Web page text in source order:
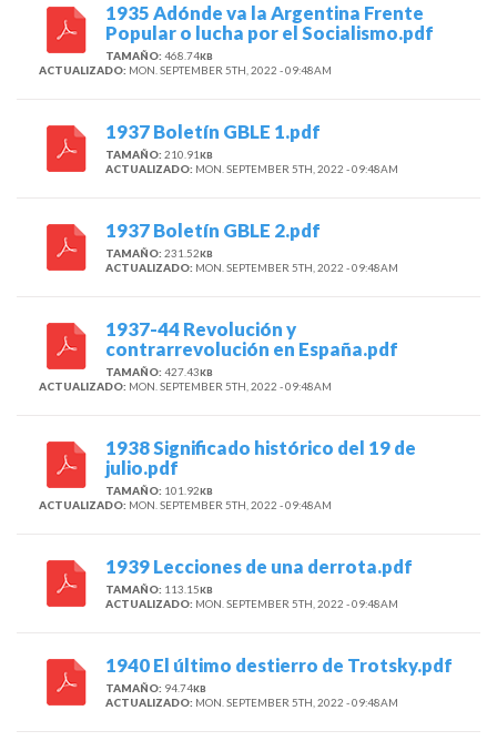
1935 Adónde va la Argentina Frente
Popular o lucha por el Socialismo.pdf
TAMAÑO: 468.74KB
ACTUALIZADO: MON. SEPTEMBER 5TH, 2022 - 09:48AM
1937 Boletín GBLE 1.pdf
TAMAÑO: 210.91 KB
ACTUALIZADO: MON. SEPTEMBER 5TH, 2022 - 09:48AM
1937 Boletín GBLE 2.pdf
TAMAÑO: 231.52KB
ACTUALIZADO: MON. SEPTEMBER 5TH, 2022 - 09:48AM
1937-44 Revolución y
contrarrevolución en España.pdf
TAMAÑO: 427.43KB
ACTUALIZADO: MON. SEPTEMBER 5TH, 2022 - 09:48AM
1938 Significado histórico del 19 de
julio.pdf
TAMAÑO: 101.92KB
ACTUALIZADO: MON. SEPTEMBER 5TH, 2022 - 09:48AM
1939 Lecciones de una derrota.pdf
TAMAÑO: 113.15KB
ACTUALIZADO: MON. SEPTEMBER 5TH, 2022 - 09:48AM
1940 El último destierro de Trotsky.pdf
TAMAÑO: 94.74KB
ACTUALIZADO: MON. SEPTEMBER 5TH, 2022 - 09:48AM